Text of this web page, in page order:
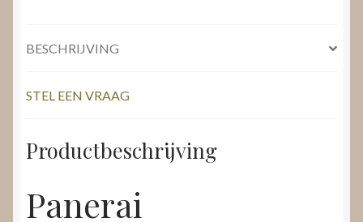
BESCHRIJVING
STEL EEN VRAAG
Productbeschrijving
Panerai